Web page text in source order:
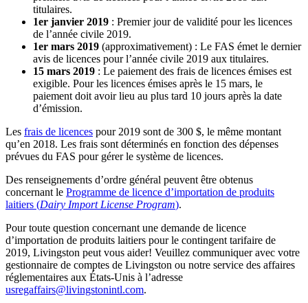
titulaires.
1er janvier 2019 : Premier jour de validité pour les licences
de l’année civile 2019.
1er mars 2019 (approximativement) : Le FAS émet le dernier
avis de licences pour l’année civile 2019 aux titulaires.
15 mars 2019 : Le paiement des frais de licences émises est
exigible. Pour les licences émises après le 15 mars, le
paiement doit avoir lieu au plus tard 10 jours après la date
d’émission.
Les frais de licences pour 2019 sont de 300 $, le même montant
qu’en 2018. Les frais sont déterminés en fonction des dépenses
prévues du FAS pour gérer le système de licences.
Des renseignements d’ordre général peuvent être obtenus
concernant le Programme de licence d’importation de produits
laitiers (Dairy Import License Program).
Pour toute question concernant une demande de licence
d’importation de produits laitiers pour le contingent tarifaire de
2019, Livingston peut vous aider! Veuillez communiquer avec votre
gestionnaire de comptes de Livingston ou notre service des affaires
réglementaires aux États-Unis à l’adresse
usregaffairs@livingstonintl.com.